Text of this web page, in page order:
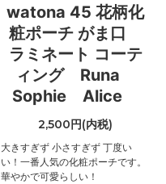
watona 45 花柄化
粧ポーチ がま口
ラミネート コーテ
ィング Runa
Sophie Alice
2,500円(内税)
大きすぎず 小さすぎず 丁度い
い！一番人気の化粧ポーチです。
華やかで可愛らしい！